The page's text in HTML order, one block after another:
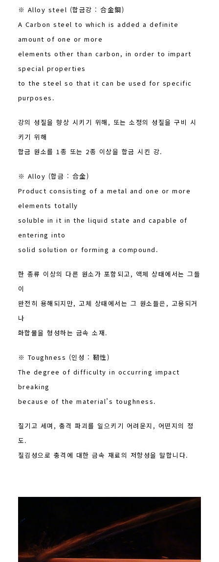
※ Alloy steel (합금강 : 合金鋼)
A Carbon steel to which is added a definite
amount of one or more
elements other than carbon, in order to impart
special properties
to the steel so that it can be used for specific
purposes.
강의 성질을 향상 시키기 위해, 또는 소정의 성질을 구비 시
키기 위해
합금 원소를 1종 또는 2종 이상을 합금 시킨 강.
※ Alloy (합금 : 合金)
Product consisting of a metal and one or more
elements totally
soluble in it in the liquid state and capable of
entering into
solid solution or forming a compound.
한 종류 이상의 다른 원소가 포함되고, 액체 상태에서는 그들
이
완전히 용해되지만, 고체 상태에서는 그 원소들은, 고용되거
나
화합물을 형성하는 금속 소재.
※ Toughness (인성 : 靭性)
The degree of difficulty in occurring impact
breaking
because of the material’s toughness.
질기고 세며, 충격 파괴를 일으키기 어려운지, 어떤지의 정
도.
질김성으로 충격에 대한 금속 재료의 저항성을 말합니다.